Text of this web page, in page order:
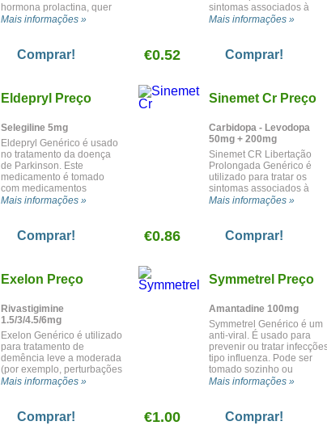
hormona prolactina, quer
devido a tumores na
Mais informações »
Comprar!
Eldepryl Preço
Selegiline 5mg
Eldepryl Genérico é usado
no tratamento da doença
de Parkinson. Este
medicamento é tomado
com medicamentos
levodopa-carbidopa.
Mais informações »
Comprar!
Exelon Preço
Rivastigimine
1.5/3/4.5/6mg
Exelon Genérico é utilizado
para tratamento de
demência leve a moderada
(por exemplo, perturbações
da memória ou
alterações na
personalidade) em
Mais informações »
Comprar!
sintomas associados à
doença de Parkinson e
por outras condições.
Mais informações »
€0.52 Comprar!
Sinemet Cr Preço
Carbidopa - Levodopa
50mg + 200mg
Sinemet CR Libertação
Prolongada Genérico é
utilizado para tratar os
sintomas associados à
doença de Parkinson e
condições.
Mais informações »
€0.86 Comprar!
Symmetrel Preço
Amantadine 100mg
Symmetrel Genérico é um
anti-viral. É usado para
prevenir ou tratar
tipo influenza. Pode ser
tomado sozinho ou
juntamente com outros
funciona com
constipações, outros tipos
Mais informações »
€1.00
Comprar!